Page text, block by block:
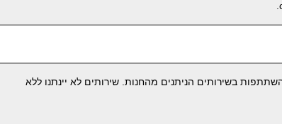
בשירותים הניתנים מהחנות. שירותים לא יינתנו ללא